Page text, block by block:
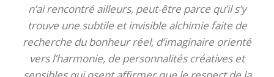
n’ai rencontré ailleurs, peut-être parce qu’il s’y
trouve une subtile et invisible alchimie faite de
recherche du bonheur réel, d’imaginaire orienté
vers l’harmonie, de personnalités créatives et